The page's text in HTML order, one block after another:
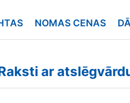
NOMAS CENAS
ar